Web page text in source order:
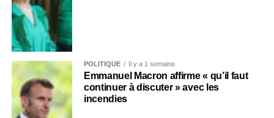
POLITIQUE Il y a 1 semaine
Emmanuel Macron affirme « qu’il faut
continuer à discuter » avec les
incendies